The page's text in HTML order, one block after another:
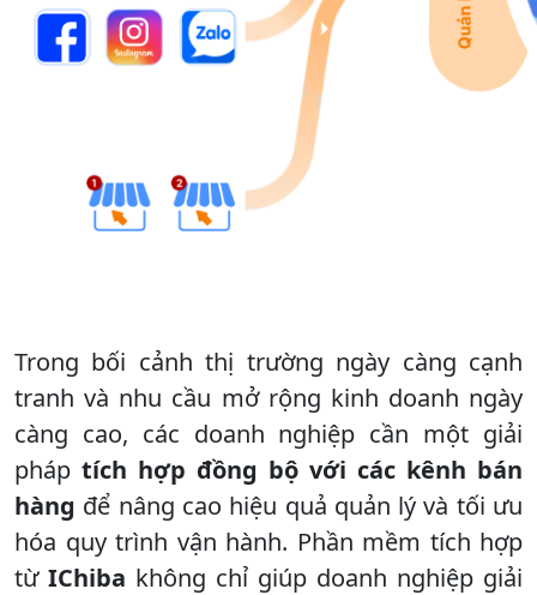
Trong bối cảnh thị trường ngày càng cạnh
tranh và nhu cầu mở rộng kinh doanh ngày
càng cao, các doanh nghiệp cần một giải
pháp tích hợp đồng bộ với các kênh bán
hàng để nâng cao hiệu quả quản lý và tối ưu
hóa quy trình vận hành. Phần mềm tích hợp
từ IChiba không chỉ giúp doanh nghiệp giải